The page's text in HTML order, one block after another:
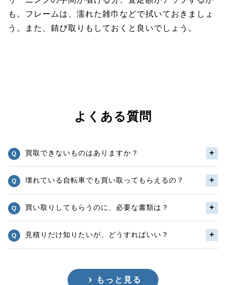
も。フレームは、濡れた雑巾などで拭いておきましょ
う。また、錆び取りもしておくと良いでしょう。
よくある質問
買取できないものはありますか？
壊れている自転車でも買い取ってもらえるの？
買い取りしてもらうのに、必要な書類は？
見積りだけ知りたいが、どうすればいい？
もっと見る